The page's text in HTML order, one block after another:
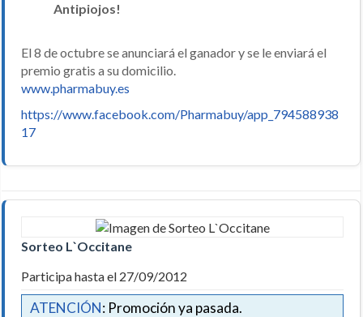
Antipiojos!
El 8 de octubre se anunciará el ganador y se le enviará el
premio gratis a su domicilio.
www.pharmabuy.es
https://www.facebook.com/Pharmabuy/app_794588938
17
Sorteo L`Occitane
Participa hasta el 27/09/2012
ATENCIÓN: Promoción ya pasada.